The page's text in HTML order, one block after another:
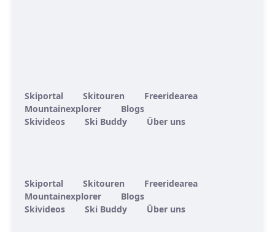
Skiportal Skitouren
Freeridearea
Mountainexplorer
Blogs
Skivideos
Ski Buddy Über uns
Skiportal Skitouren
Freeridearea
Mountainexplorer
Blogs
Skivideos
Ski Buddy Über uns